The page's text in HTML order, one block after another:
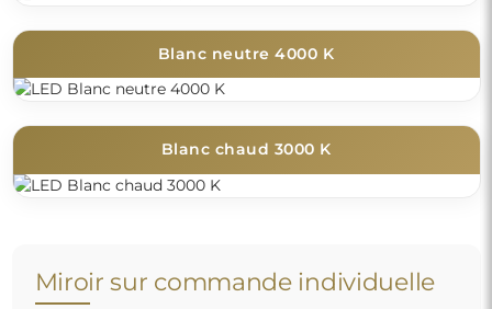
Blanc neutre 4000 K
Blanc chaud 3000 K
Miroir sur commande individuelle